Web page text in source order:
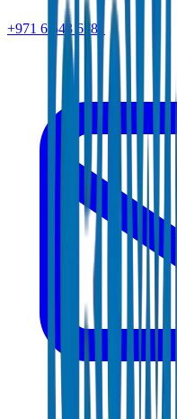
+971 6 543 6781